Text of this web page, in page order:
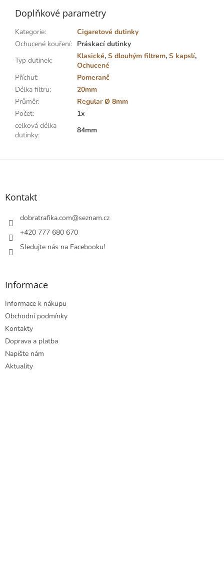
Doplňkové parametry
Kategorie:
Cigaretové dutinky
Ochucené kouření: Práskací dutinky
Typ dutinek: Klasické, S dlouhým filtrem, S kapslí,
Ochucené
Příchuť:
Pomeranč
Délka filtru:
20mm
Průměr:
Regular Ø 8mm
Počet:
1x
celková délka
dutinky:
84mm
Z
Kontakt
dobratrafika.com@seznam.cz
+420 777 680 670
Sledujte nás na Facebooku!
Informace
Informace k nákupu
Obchodní podmínky
Kontakty
Doprava a platba
Napište nám
Aktuality